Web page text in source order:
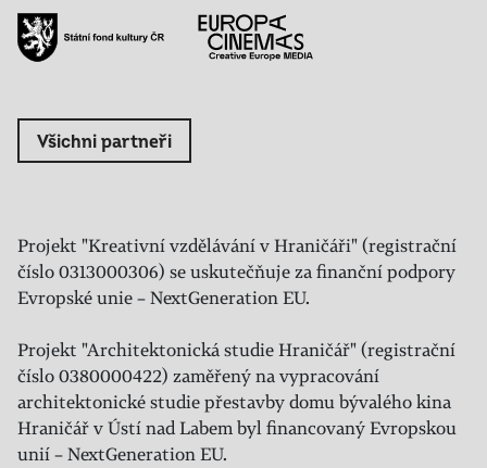
Všichni partneři
Projekt "Kreativní vzdělávání v Hraničáři" (registrační
číslo 0313000306) se uskutečňuje za finanční podpory
Evropské unie – NextGeneration EU.
Projekt "Architektonická studie Hraničář" (registrační
číslo 0380000422) zaměřený na vypracování
architektonické studie přestavby domu bývalého kina
Hraničář v Ústí nad Labem byl financovaný Evropskou
unií – NextGeneration EU.